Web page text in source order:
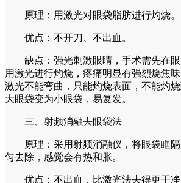
原理：用激光对眼袋脂肪进行灼烧。
优点：不开刀、不出血。
缺点：强光刺激眼睛，手术需先在眼
用激光进行灼烧，疼痛明显有强烈烧焦
激光不能弯曲，只能灼烧表面，不能灼
大眼袋变为小眼袋，易复发。
三、射频消融去眼袋法
原理：采用射频消融仪，将眼袋眶隔
匀去除，感觉会有热和胀。
优点：不出血，比激光法去得更干净